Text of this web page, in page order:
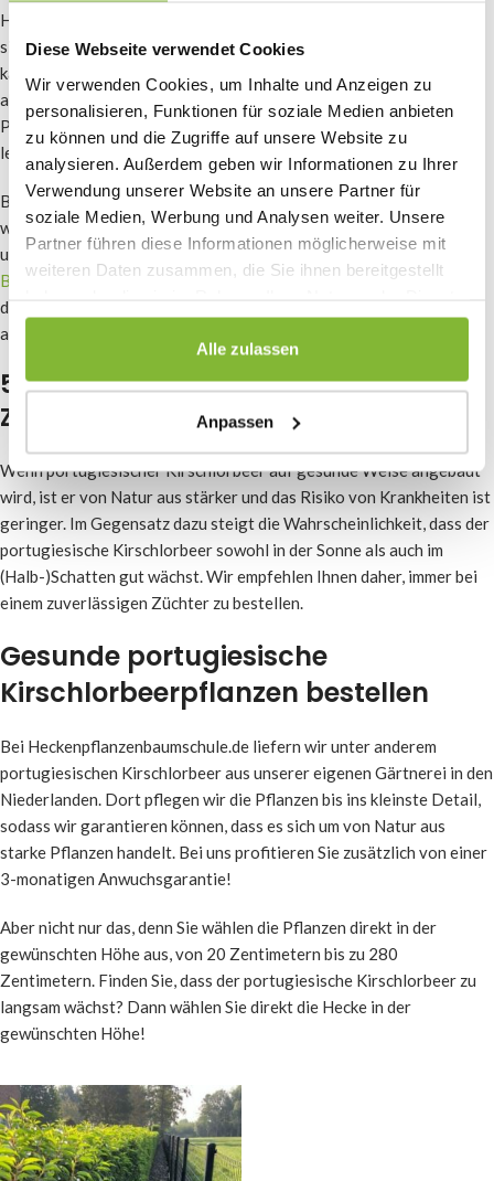
Diese Webseite verwendet Cookies
Wir verwenden Cookies, um Inhalte und Anzeigen zu
personalisieren, Funktionen für soziale Medien anbieten
zu können und die Zugriffe auf unsere Website zu
analysieren. Außerdem geben wir Informationen zu Ihrer
Verwendung unserer Website an unsere Partner für
soziale Medien, Werbung und Analysen weiter. Unsere
Partner führen diese Informationen möglicherweise mit
weiteren Daten zusammen, die Sie ihnen bereitgestellt
gesammelt haben.
Alle zulassen
Anpassen
Heckenpflanze nicht sehr anfällig für Schädlinge und Pilze ist, kann
sie dennoch von unangenehmen Krankheiten befallen werden. So
kann es bei übermäßiger Feuchtigkeit zu Schimmelbildung kommen,
aber auch Raupen und Blattläuse können die Pflanze befallen. Die
Pflanze kann unter der Schrotschuss- oder Blattfleckenkrankheit
leiden.
Beobachten Sie, dass die Blätter gelb oder braun werden, sich
wellen, schwarze Flecken bekommen oder abfallen? Dann lesen Sie
unbedingt weiter überKirschlorbeer mit braunenodergelben
Blätternund ergreifen Sie so schnell wie möglich Maßnahmen. In
diesen Artikeln haben wir die Lösungen für die einzelnen Ursachen
ausführlich beschrieben.
5. Entscheiden Sie sich für eine vitale
Züchtung
Wenn portugiesischer Kirschlorbeer auf gesunde Weise angebaut
wird, ist er von Natur aus stärker und das Risiko von Krankheiten ist
geringer. Im Gegensatz dazu steigt die Wahrscheinlichkeit, dass der
portugiesische Kirschlorbeer sowohl in der Sonne als auch im
(Halb-)Schatten gut wächst. Wir empfehlen Ihnen daher, immer bei
einem zuverlässigen Züchter zu bestellen.
Gesunde portugiesische
Kirschlorbeerpflanzen bestellen
Bei Heckenpflanzenbaumschule.de liefern wir unter anderem
portugiesischen Kirschlorbeer aus unserer eigenen Gärtnerei in den
Niederlanden. Dort pflegen wir die Pflanzen bis ins kleinste Detail,
sodass wir garantieren können, dass es sich um von Natur aus
starke Pflanzen handelt. Bei uns profitieren Sie zusätzlich von einer
3-monatigen Anwuchsgarantie!
Aber nicht nur das, denn Sie wählen die Pflanzen direkt in der
gewünschten Höhe aus, von 20 Zentimetern bis zu 280
Zentimetern. Finden Sie, dass der portugiesische Kirschlorbeer zu
langsam wächst? Dann wählen Sie direkt die Hecke in der
gewünschten Höhe!